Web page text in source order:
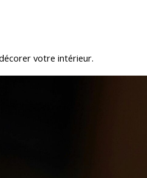
votre intérieur.